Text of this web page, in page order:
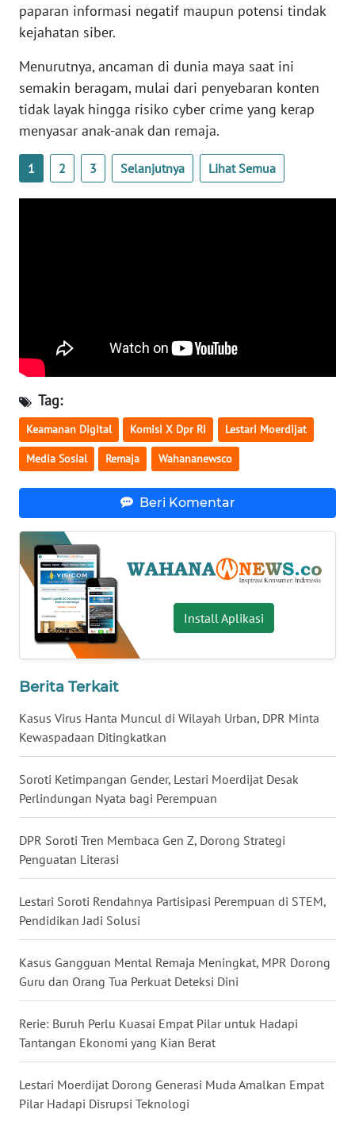
paparan informasi negatif maupun potensi tindak
kejahatan siber.
Menurutnya, ancaman di dunia maya saat ini
semakin beragam, mulai dari penyebaran konten
tidak layak hingga risiko cyber crime yang kerap
menyasar anak-anak dan remaja.
1 2 3 Selanjutnya Lihat Semua
Tag:
Keamanan Digital Komisi X Dpr Ri Lestari Moerdijat
Media Sosial Remaja Wahananewsco
Beri Komentar
Install Aplikasi
Berita Terkait
Kasus Virus Hanta Muncul di Wilayah Urban, DPR Minta
Kewaspadaan Ditingkatkan
Soroti Ketimpangan Gender, Lestari Moerdijat Desak
Perlindungan Nyata bagi Perempuan
DPR Soroti Tren Membaca Gen Z, Dorong Strategi
Penguatan Literasi
Lestari Soroti Rendahnya Partisipasi Perempuan di STEM,
Pendidikan Jadi Solusi
Kasus Gangguan Mental Remaja Meningkat, MPR Dorong
Guru dan Orang Tua Perkuat Deteksi Dini
Rerie: Buruh Perlu Kuasai Empat Pilar untuk Hadapi
Tantangan Ekonomi yang Kian Berat
Lestari Moerdijat Dorong Generasi Muda Amalkan Empat
Pilar Hadapi Disrupsi Teknologi
WN
RIAU
WN
SERAMBI
WN
JAMBI
WN
WN
SULBAR
WN
BABEL
WN
WN
SUMSEL
WN
BENGKULU
LAMPUNG
WN
JATENG
WN
NUSANTARA
WN
JOGJA
WN
JATIM
WN
BALI
WN
KALBAR
WN